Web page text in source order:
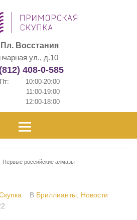
Восстания
ул., д.10
408-0-585
10:00-20:00
11:00-19:00
12:00-18:00
Первые российские алмазы
В Бриллианты
Новости